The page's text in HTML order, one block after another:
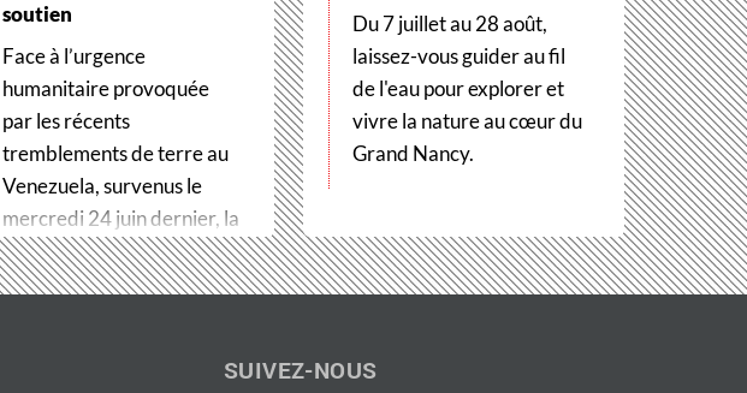
soutien
Face à l’urgence
humanitaire provoquée
par les récents
tremblements de terre au
Venezuela, survenus le
mercredi 24 juin dernier, la
Métropole du Grand…
Du 7 juillet au 28 août,
laissez-vous guider au fil
de l'eau pour explorer et
vivre la nature au cœur du
Grand Nancy.
SUIVEZ-NOUS